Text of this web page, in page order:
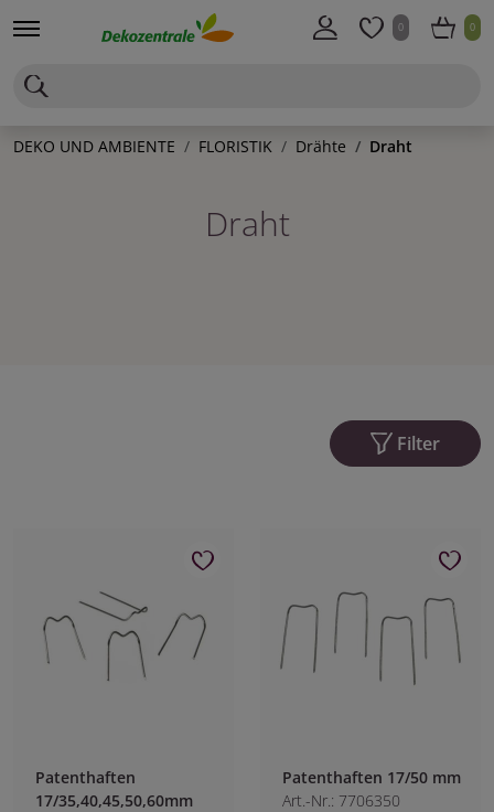
0 0
DEKO UND AMBIENTE FLORISTIK Drähte Draht
Draht
Filter
Patenthaften
17/35,40,45,50,60mm
Patenthaften 17/50 mm
Art.-Nr.: 7706350